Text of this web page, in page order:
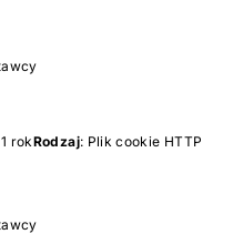
rokRodzaj: Plik cookie HTTP